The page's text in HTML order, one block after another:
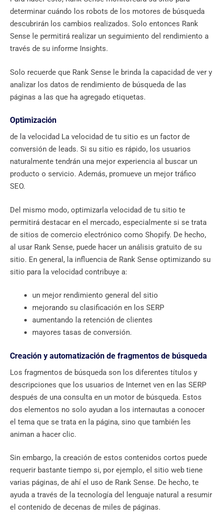
determinar cuándo los robots de los motores de búsqueda
descubrirán los cambios realizados. Solo entonces Rank
Sense le permitirá realizar un seguimiento del rendimiento a
través de su informe Insights.
Solo recuerde que Rank Sense le brinda la capacidad de ver y
analizar los datos de rendimiento de búsqueda de las
páginas a las que ha agregado etiquetas.
Optimización
de la velocidad La velocidad de tu sitio es un factor de
conversión de leads. Si su sitio es rápido, los usuarios
naturalmente tendrán una mejor experiencia al buscar un
producto o servicio. Además, promueve un mejor tráfico
SEO.
Del mismo modo, optimizarla velocidad de tu sitio te
permitirá destacar en el mercado, especialmente si se trata
de sitios de comercio electrónico como Shopify. De hecho,
al usar Rank Sense, puede hacer un análisis gratuito de su
sitio. En general, la influencia de Rank Sense optimizando su
sitio para la velocidad contribuye a:
un mejor rendimiento general del sitio
mejorando su clasificación en los SERP
aumentando la retención de clientes
mayores tasas de conversión.
Creación y automatización de fragmentos de búsqueda
Los fragmentos de búsqueda son los diferentes títulos y
descripciones que los usuarios de Internet ven en las SERP
después de una consulta en un motor de búsqueda. Estos
dos elementos no solo ayudan a los internautas a conocer
el tema que se trata en la página, sino que también les
animan a hacer clic.
Sin embargo, la creación de estos contenidos cortos puede
requerir bastante tiempo si, por ejemplo, el sitio web tiene
varias páginas, de ahí el uso de Rank Sense. De hecho, te
ayuda a través de la tecnología del lenguaje natural a resumir
el contenido de decenas de miles de páginas.